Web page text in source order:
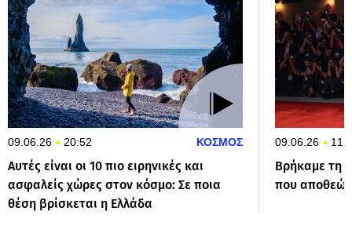
09.06.26 20:52 ΚΟΣΜΟΣ
Αυτές είναι οι 10 πιο ειρηνικές και
ασφαλείς χώρες στον κόσμο: Σε ποια
θέση βρίσκεται η Ελλάδα
09.06.26
Βρήκαμε τη
που